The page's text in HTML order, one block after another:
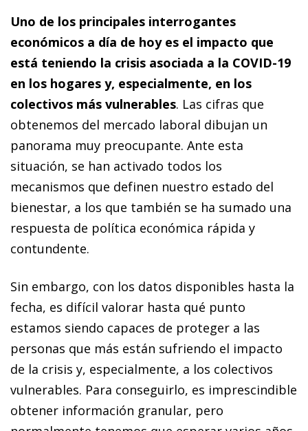
Uno de los principales interrogantes
económicos a día de hoy es el impacto que
está teniendo la crisis asociada a la COVID-19
en los hogares y, especialmente, en los
colectivos más vulnerables. Las cifras que
obtenemos del mercado laboral dibujan un
panorama muy preocupante. Ante esta
situación, se han activado todos los
mecanismos que definen nuestro estado del
bienestar, a los que también se ha sumado una
respuesta de política económica rápida y
contundente.
Sin embargo, con los datos disponibles hasta la
fecha, es difícil valorar hasta qué punto
estamos siendo capaces de proteger a las
personas que más están sufriendo el impacto
de la crisis y, especialmente, a los colectivos
vulnerables. Para conseguirlo, es imprescindible
obtener información granular, pero